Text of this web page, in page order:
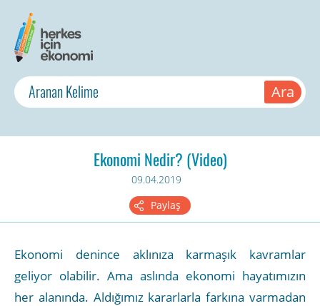
Ekonomi Nedir? (Video)
09.04.2019
Paylaş
Ekonomi denince aklınıza karmaşık kavramlar
geliyor olabilir. Ama aslında ekonomi hayatımızın
her alanında. Aldığımız kararlarla farkına varmadan